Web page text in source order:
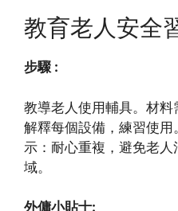
教育老人安全
步驟 :
教導老人使用輔具。材料
解釋每個設備，練習使
示：耐心重複，避免老
域。
外傭小貼士: